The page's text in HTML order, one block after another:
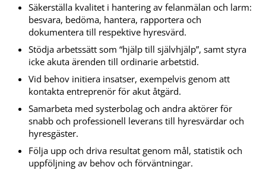
Säkerställa kvalitet i hantering av felanmälan och larm:
besvara, bedöma, hantera, rapportera och
dokumentera till respektive hyresvärd.
Stödja arbetssätt som “hjälp till självhjälp”, samt styra
icke akuta ärenden till ordinarie arbetstid.
Vid behov initiera insatser, exempelvis genom att
kontakta entreprenör för akut åtgärd.
Samarbeta med systerbolag och andra aktörer för
snabb och professionell leverans till hyresvärdar och
hyresgäster.
Följa upp och driva resultat genom mål, statistik och
uppföljning av behov och förväntningar.